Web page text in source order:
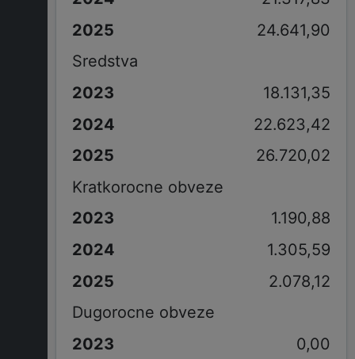
24.641,90
Sredstva
18.131,35
22.623,42
26.720,02
Kratkorocne obveze
1.190,88
1.305,59
2.078,12
Dugorocne obveze
0,00